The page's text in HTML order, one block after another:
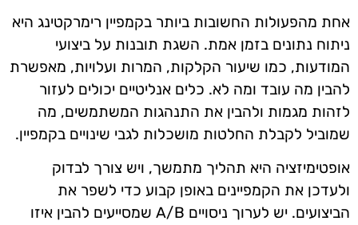
אחת מהפעולות החשובות ביותר בקמפיין רימרקטינג היא
ניתוח נתונים בזמן אמת. השגת תובנות על ביצועי
המודעות, כמו שיעור הקלקות, המרות ועלויות, מאפשרת
להבין מה עובד ומה לא. כלים אנליטיים יכולים לעזור
לזהות מגמות ולהבין את התנהגות המשתמשים, מה
שמוביל לקבלת החלטות מושכלות לגבי שינויים בקמפיין.
אופטימיזציה היא תהליך מתמשך, ויש צורך לבדוק
ולעדכן את הקמפיינים באופן קבוע כדי לשפר את
הביצועים. יש לערוך ניסויים A/B שמסייעים להבין איזו